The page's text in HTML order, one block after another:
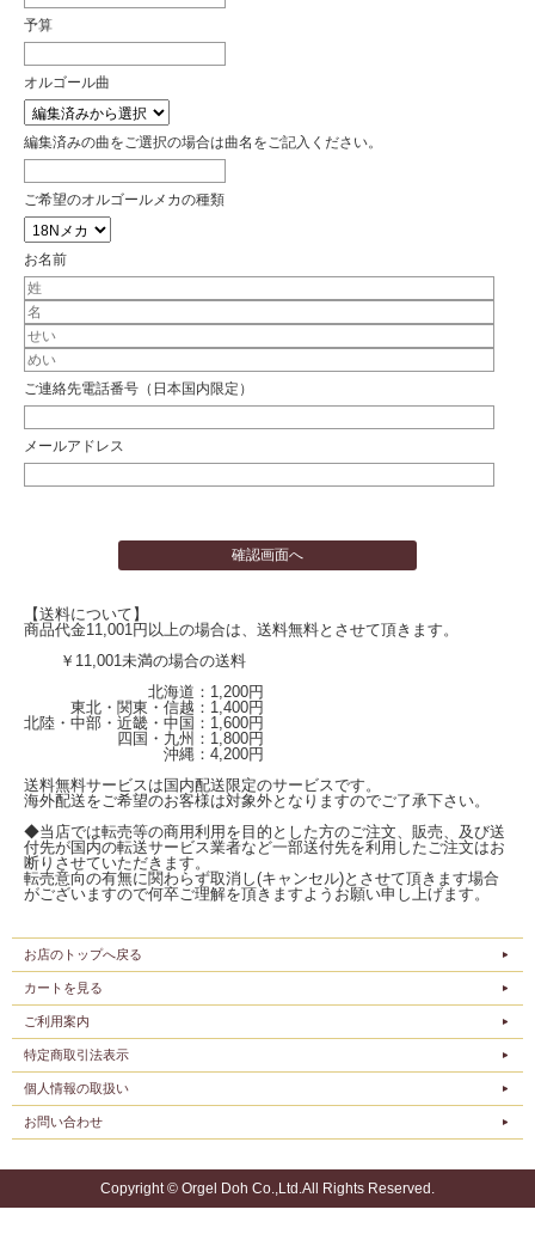
予算
オルゴール曲
編集済みの曲をご選択の場合は曲名をご記入ください。
ご希望のオルゴールメカの種類
お名前
ご連絡先電話番号（日本国内限定）
メールアドレス
【送料について】
商品代金11,001円以上の場合は、送料無料とさせて頂きます。
￥11,001未満の場合の送料
北海道：1,200円
東北・関東・信越：1,400円
北陸・中部・近畿・中国：1,600円
四国・九州：1,800円
沖縄：4,200円
送料無料サービスは国内配送限定のサービスです。
海外配送をご希望のお客様は対象外となりますのでご了承下さい。
◆当店では転売等の商用利用を目的とした方のご注文、販売、及び送
付先が国内の転送サービス業者など一部送付先を利用したご注文はお
断りさせていただきます。
転売意向の有無に関わらず取消し(キャンセル)とさせて頂きます場合
がございますので何卒ご理解を頂きますようお願い申し上げます。
お店のトップへ戻る
カートを見る
ご利用案内
特定商取引法表示
個人情報の取扱い
お問い合わせ
Copyright © Orgel Doh Co.,Ltd.All Rights Reserved.